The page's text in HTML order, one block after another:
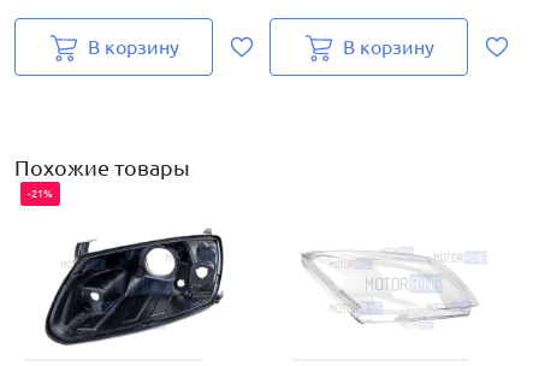
В корзину В корзину
Похожие товары
-21%